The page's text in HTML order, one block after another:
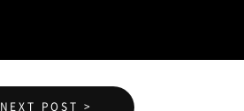
NEXT POST >